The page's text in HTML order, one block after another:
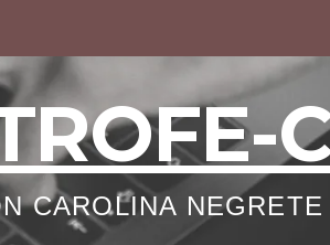
CAROLINA NEGRETE